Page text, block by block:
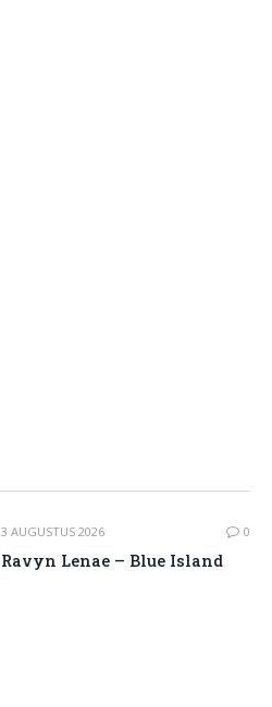
3 AUGUSTUS 2026 0
Ravyn Lenae – Blue Island